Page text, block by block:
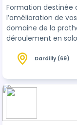
Formation destinée
l’amélioration de
domaine de la
déroulement en
attentes.Dardilly (69)